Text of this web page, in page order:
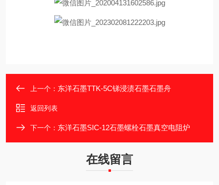
上一个： 东洋石墨TTK-5C锑浸渍石墨石墨舟
返回列表
下一个： 东洋石墨SIC-12石墨螺栓石墨真空电阻炉
在线留言